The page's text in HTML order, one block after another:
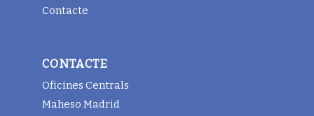
Contacte
CONTACTE
Oficines Centrals
Maheso Madrid